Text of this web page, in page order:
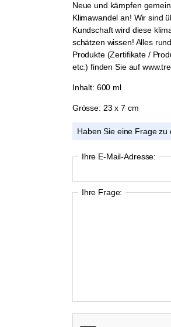
Neue und kämpfen
Klimawandel an! Wir sind
Kundschaft wird diese
schätzen wissen! Alles
Produkte (Zertifikate /
etc.) finden Sie auf
Inhalt: 600 ml
Grösse: 23 x 7 cm
Haben Sie eine Frage zu
Ihre E-Mail-Adresse:
Ihre Frage: